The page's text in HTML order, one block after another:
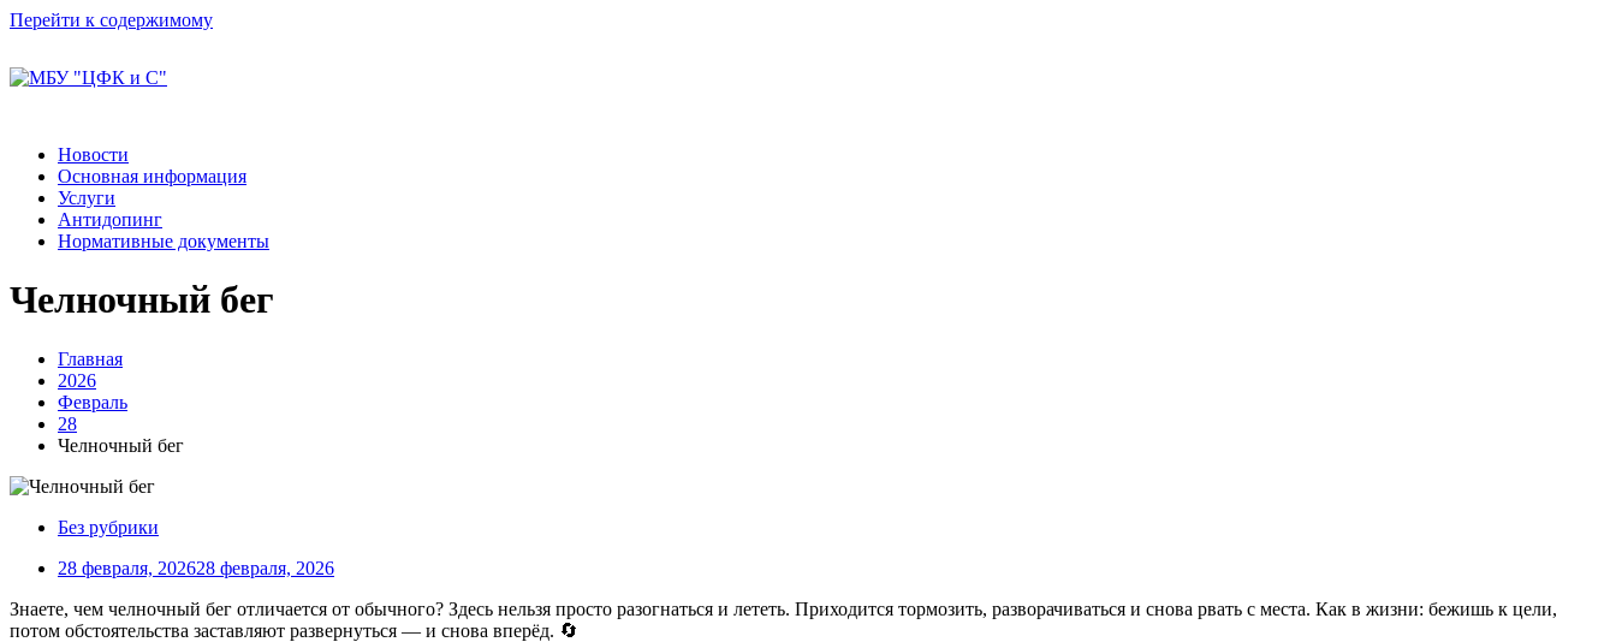
Перейти к содержимому
Новости
Основная информация
Услуги
Антидопинг
Нормативные документы
Челночный бег
Главная
2026
Февраль
28
Челночный бег
Без рубрики
28 февраля, 202628 февраля, 2026
Знаете, чем челночный бег отличается от обычного? Здесь нельзя просто разогнаться и лететь. Приходится тормозить, разворачиваться и снова рвать с места. Как в жизни: бежишь к цели,
потом обстоятельства заставляют развернуться — и снова вперёд. 🔄